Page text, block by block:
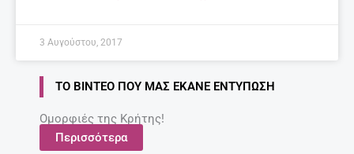
3 Αυγούστου, 2017
ΤΟ ΒΊΝΤΕΟ ΠΟΥ ΜΑΣ ΈΚΑΝΕ ΕΝΤΎΠΩΣΗ
Ομορφιές της Κρήτης!
Περισσότερα